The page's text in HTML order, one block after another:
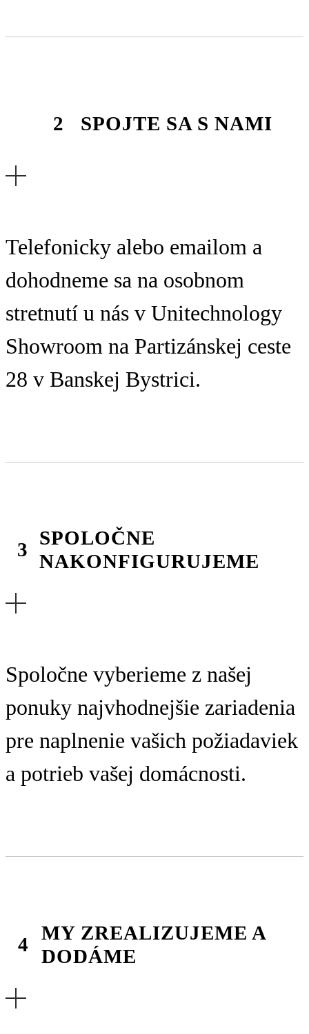
SPOJTE SA S NAMI
Telefonicky alebo emailom a
dohodneme sa na osobnom
stretnutí u nás v Unitechnology
Showroom na Partizánskej ceste
28 v Banskej Bystrici.
SPOLOČNE
NAKONFIGURUJEME
Spoločne vyberieme z našej
ponuky najvhodnejšie zariadenia
pre naplnenie vašich požiadaviek
a potrieb vašej domácnosti.
MY ZREALIZUJEME A
DODÁME